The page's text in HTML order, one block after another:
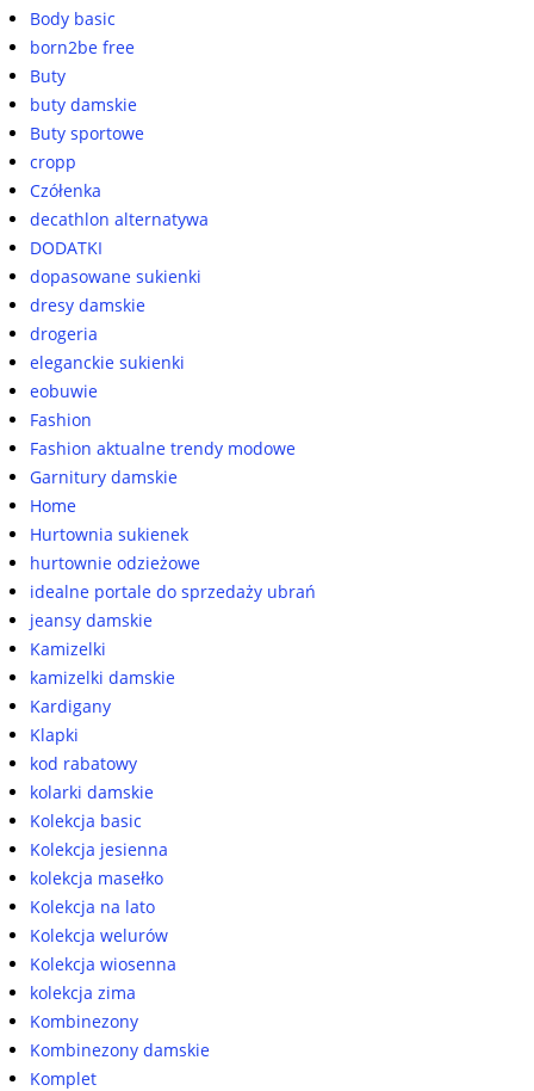
Body basic
born2be free
Buty
buty damskie
Buty sportowe
cropp
Czółenka
decathlon alternatywa
DODATKI
dopasowane sukienki
dresy damskie
drogeria
eleganckie sukienki
eobuwie
Fashion
Fashion aktualne trendy modowe
Garnitury damskie
Home
Hurtownia sukienek
hurtownie odzieżowe
idealne portale do sprzedaży ubrań
jeansy damskie
Kamizelki
kamizelki damskie
Kardigany
Klapki
kod rabatowy
kolarki damskie
Kolekcja basic
Kolekcja jesienna
kolekcja masełko
Kolekcja na lato
Kolekcja welurów
Kolekcja wiosenna
kolekcja zima
Kombinezony
Kombinezony damskie
Komplet